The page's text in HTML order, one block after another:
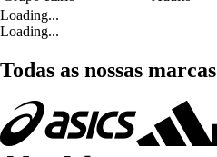
Loading...
Loading...
Todas as nossas marcas